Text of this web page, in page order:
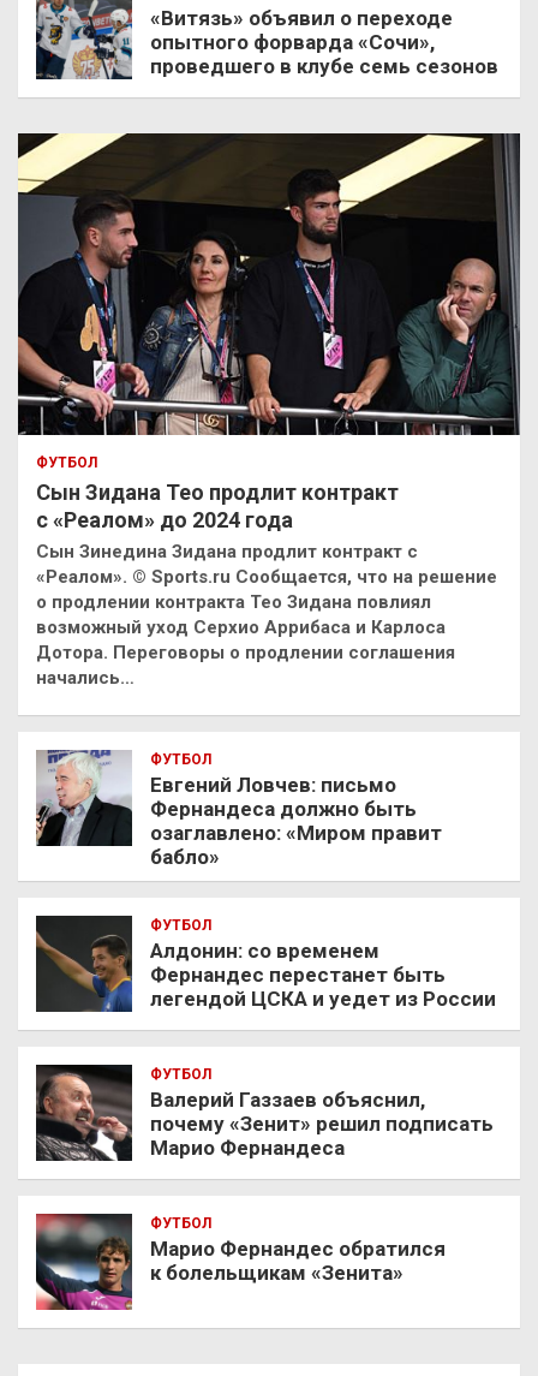
«Витязь» объявил о переходе
опытного форварда «Сочи»,
проведшего в клубе семь сезонов
ФУТБОЛ
Сын Зидана Тео продлит контракт
с «Реалом» до 2024 года
Сын Зинедина Зидана продлит контракт с
«Реалом». © Sports.ru Сообщается, что на решение
о продлении контракта Тео Зидана повлиял
возможный уход Серхио Аррибаса и Карлоса
Дотора. Переговоры о продлении соглашения
начались…
ФУТБОЛ
Евгений Ловчев: письмо
Фернандеса должно быть
озаглавлено: «Миром правит
бабло»
ФУТБОЛ
Алдонин: со временем
Фернандес перестанет быть
легендой ЦСКА и уедет из России
ФУТБОЛ
Валерий Газзаев объяснил,
почему «Зенит» решил подписать
Марио Фернандеса
ФУТБОЛ
Марио Фернандес обратился
к болельщикам «Зенита»